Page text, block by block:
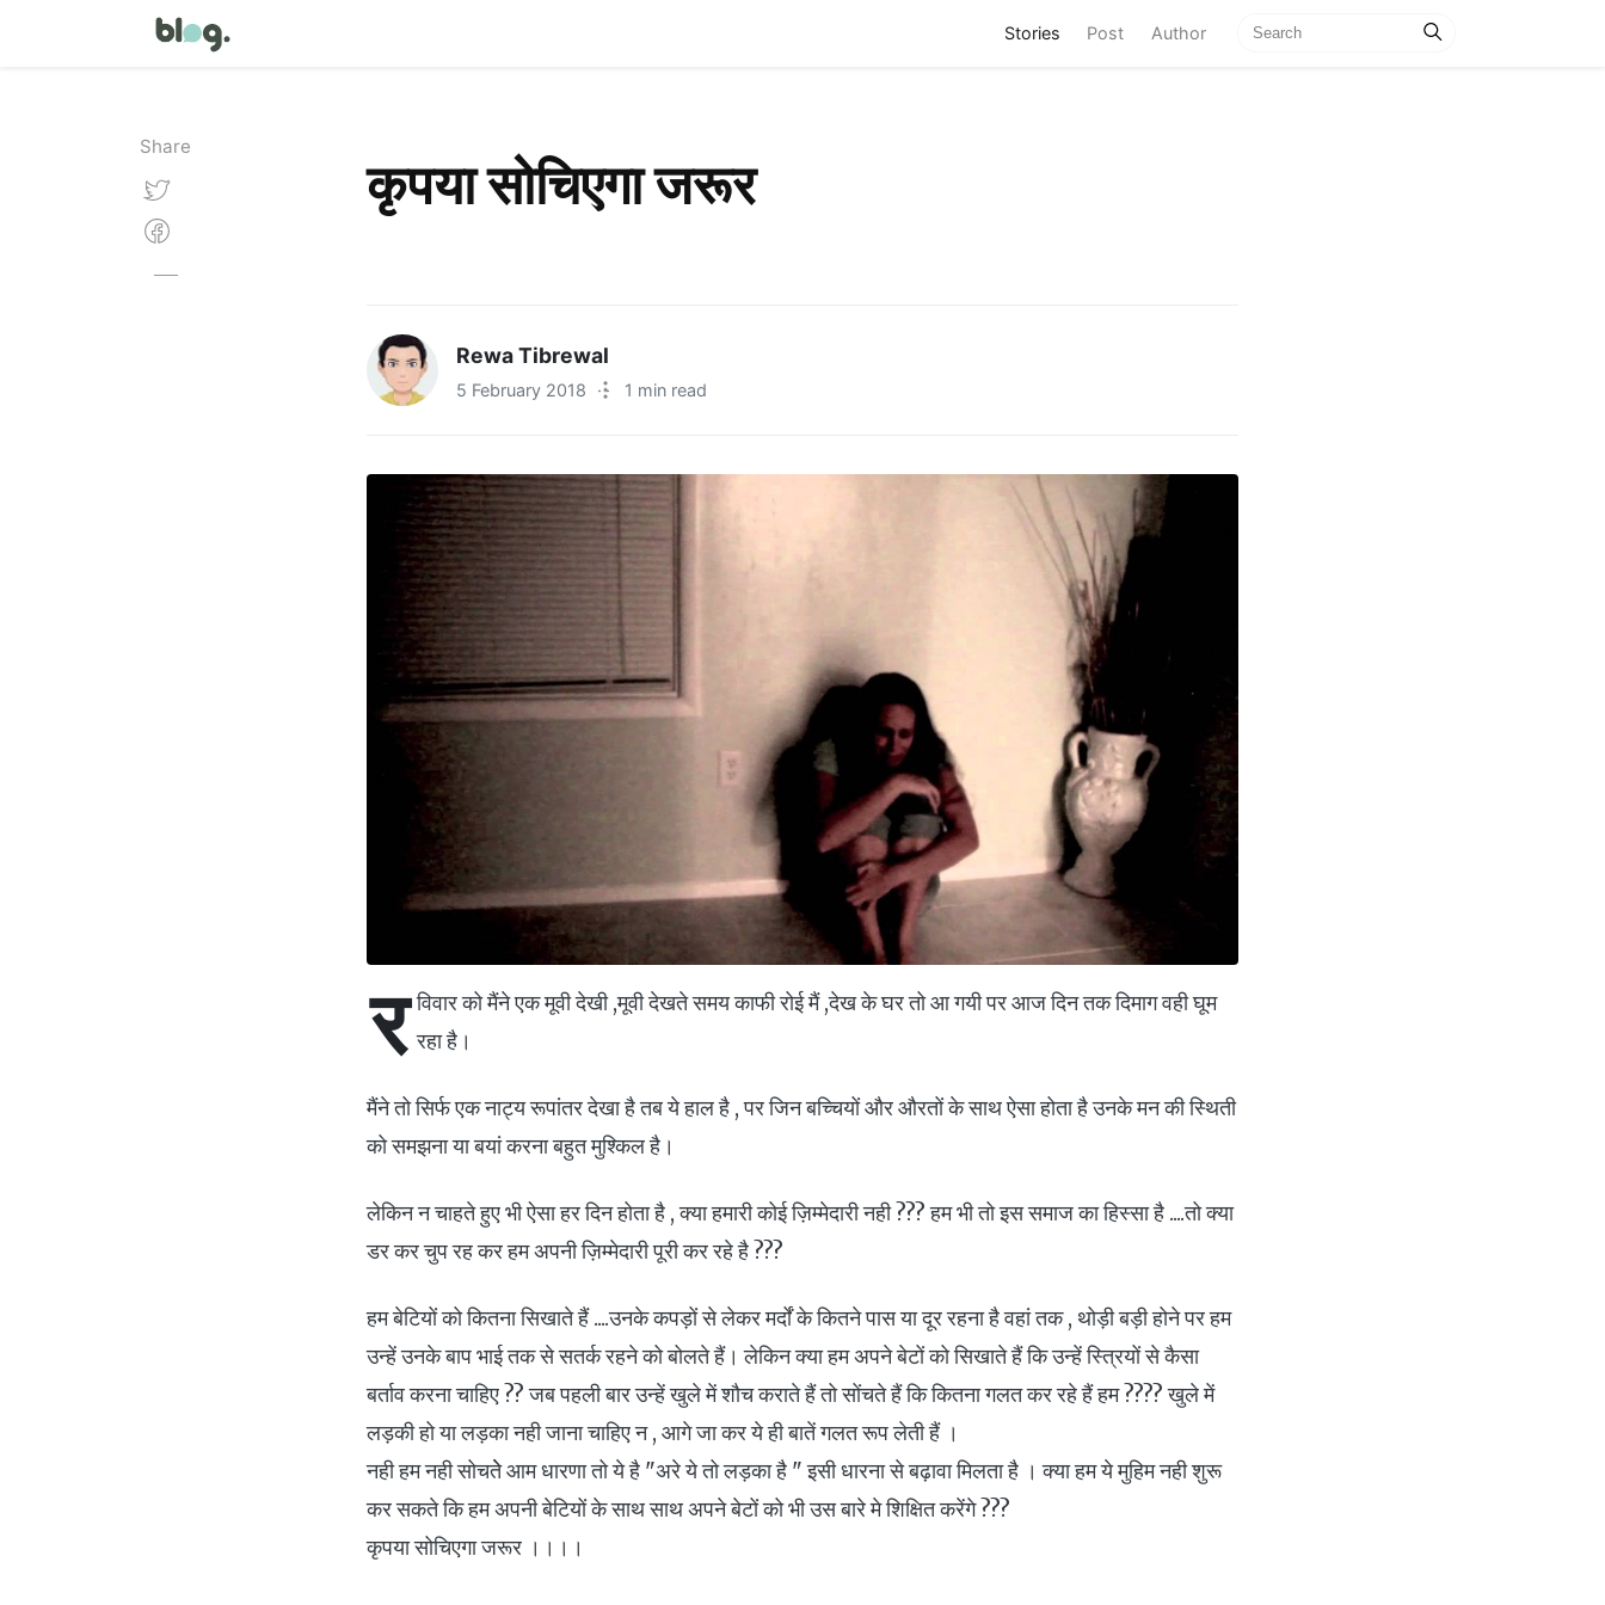
Stories (current)
Post Author
Share
कृपया सोचिएगा जरूर
Rewa Tibrewal
5 February 2018 · 1 min read
र विवार को मैंने एक मूवी देखी ,मूवी देखते समय काफी रोई मैं ,देख के घर तो आ गयी पर आज दिन तक दिमाग वही घूम
रहा है।
मैंने तो सिर्फ एक नाट्य रूपांतर देखा है तब ये हाल है , पर जिन बच्चियों और औरतों के साथ ऐसा होता है उनके मन की स्थिती
को समझना या बयां करना बहुत मुश्किल है।
लेकिन न चाहते हुए भी ऐसा हर दिन होता है , क्या हमारी कोई ज़िम्मेदारी नही ??? हम भी तो इस समाज का हिस्सा है ....तो क्या
डर कर चुप रह कर हम अपनी ज़िम्मेदारी पूरी कर रहे है ???
हम बेटियों को कितना सिखाते हैं ....उनके कपड़ों से लेकर मर्दों के कितने पास या दूर रहना है वहां तक , थोड़ी बड़ी होने पर हम
उन्हें उनके बाप भाई तक से सतर्क रहने को बोलते हैं। लेकिन क्या हम अपने बेटों को सिखाते हैं कि उन्हें स्त्रियों से कैसा
बर्ताव करना चाहिए ?? जब पहली बार उन्हें खुले में शौच कराते हैं तो सोंचते हैं कि कितना गलत कर रहे हैं हम ???? खुले में
लड़की हो या लड़का नही जाना चाहिए न , आगे जा कर ये ही बातें गलत रूप लेती हैं ।
नही हम नही सोचतेे आम धारणा तो ये है "अरे ये तो लड़का है " इसी धारना से बढ़ावा मिलता है । क्या हम ये मुहिम नही शुरू
कर सकते कि हम अपनी बेटियों के साथ साथ अपने बेटों को भी उस बारे मे शिक्षित करेंगे ???
कृपया सोचिएगा जरूर ।।।।